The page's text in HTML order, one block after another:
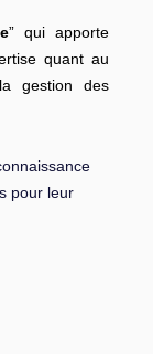
” qui apporte
quant au
gestion des
pour leur